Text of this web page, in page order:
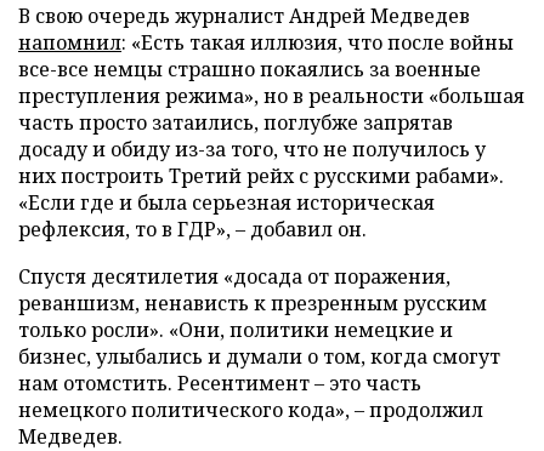
В свою очередь журналист Андрей Медведев
напомнил: «Есть такая иллюзия, что после войны
все-все немцы страшно покаялись за военные
преступления режима», но в реальности «большая
часть просто затаились, поглубже запрятав
досаду и обиду из-за того, что не получилось у
них построить Третий рейх с русскими рабами».
«Если где и была серьезная историческая
рефлексия, то в ГДР», – добавил он.
Спустя десятилетия «досада от поражения,
реваншизм, ненависть к презренным русским
только росли». «Они, политики немецкие и
бизнес, улыбались и думали о том, когда смогут
нам отомстить. Ресентимент – это часть
немецкого политического кода», – продолжил
Медведев.